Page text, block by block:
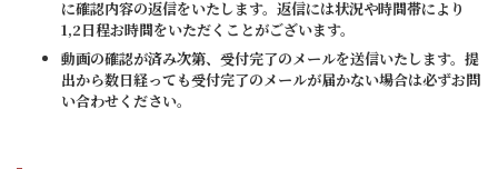
に確認内容の返信をいたします。返信には状況や時間帯により
1,2日程お時間をいただくことがございます。
動画の確認が済み次第、受付完了のメールを送信いたします。提
出から数日経っても受付完了のメールが届かない場合は必ずお問
い合わせください。